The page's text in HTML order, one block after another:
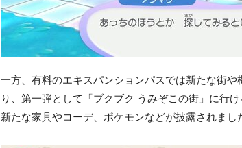
一方、有料のエキスパンションパスでは新たな街
り、第一弾として「ブクブク うみぞこの街」に行
新たな家具やコーデ、ポケモンなどが披露されまし